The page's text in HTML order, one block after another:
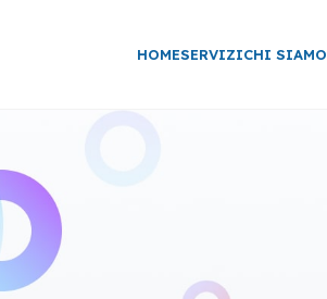
HOMESERVIZICHI SIAMO